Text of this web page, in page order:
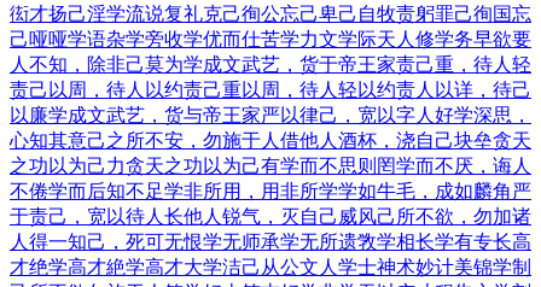
衒才扬己淫学流说复礼克己徇公忘己卑己自牧责躬罪己徇国忘
己哑哑学语杂学旁收学优而仕苦学力文学际天人 修学务早欲要
人不知，除非己莫为学成文武艺，货于帝王家责己重，待人轻
责己以周，待人以约责己重以周，待人轻以约责人以详，待己
以廉学成文武艺，货与帝王家严以律己，宽以字人 好学深思，
心知其意己之所不安，勿施于人 借他人酒杯，浇自己块垒贪天
之功以为己力贪天之功以为己有学而不思则罔学而不厌，诲人
不倦学而后知不足学非所用，用非所学学如牛毛，成如麟角严
于责己，宽以待人 长他人锐气，灭自己威风己所不欲，勿加诸
人 得一知己，死可无恨学无师承学无所遗敩学相长学有专长高
才绝学高才絶学高才大学洁己从公文人学士神术妙计美锦学制